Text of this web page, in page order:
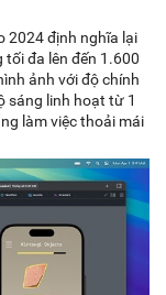
2024 định nghĩa lại
đa lên đến 1.600
ảnh với độ chính
sáng linh hoạt từ 1
làm việc thoải mái